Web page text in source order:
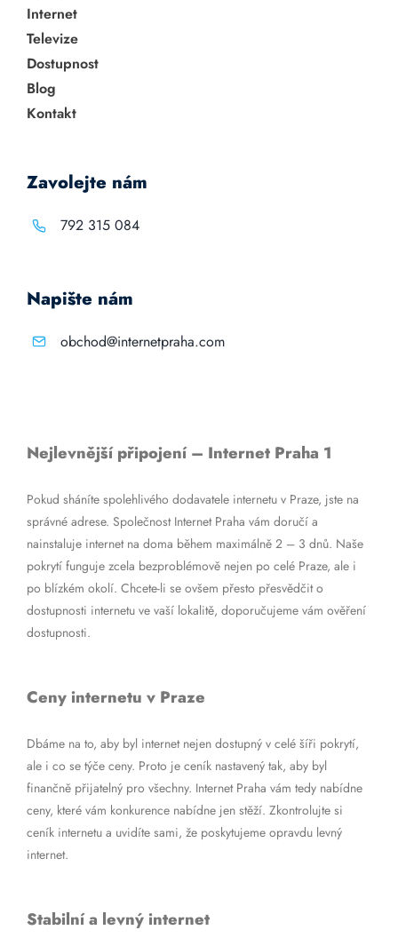
Internet
Televize
Dostupnost
Blog
Kontakt
Zavolejte nám
792 315 084
Napište nám
obchod@internetpraha.com
Nejlevnější připojení – Internet Praha 1
Pokud sháníte spolehlivého dodavatele internetu v Praze, jste na
správné adrese. Společnost Internet Praha vám doručí a
nainstaluje internet na doma během maximálně 2 – 3 dnů. Naše
pokrytí funguje zcela bezproblémově nejen po celé Praze, ale i
po blízkém okolí. Chcete-li se ovšem přesto přesvědčit o
dostupnosti internetu ve vaší lokalitě, doporučujeme vám ověření
dostupnosti.
Ceny internetu v Praze
Dbáme na to, aby byl internet nejen dostupný v celé šíři pokrytí,
ale i co se týče ceny. Proto je ceník nastavený tak, aby byl
finančně přijatelný pro všechny. Internet Praha vám tedy nabídne
ceny, které vám konkurence nabídne jen stěží. Zkontrolujte si
ceník internetu a uvidíte sami, že poskytujeme opravdu levný
internet.
Stabilní a levný internet